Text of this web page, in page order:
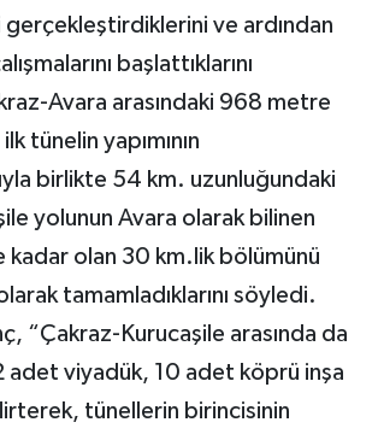
gerçekleştirdiklerini ve ardından
başlattıklarını
Avara arasındaki 968 metre
tünelin yapımının
birlikte 54 km. uzunluğundaki
yolunun Avara olarak bilinen
kadar olan 30 km.lik bölümünü
tamamladıklarını söyledi.
“Çakraz-Kurucaşile arasında da
adet viyadük, 10 adet köprü inşa
tünellerin birincisinin